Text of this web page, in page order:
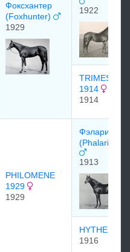
Фоксхантер
(Foxhunter)
1929
1922
1914
1914
PHILOMENE
1929
1929
Фэларис
(Phalaris
1913
HYTHE
1916